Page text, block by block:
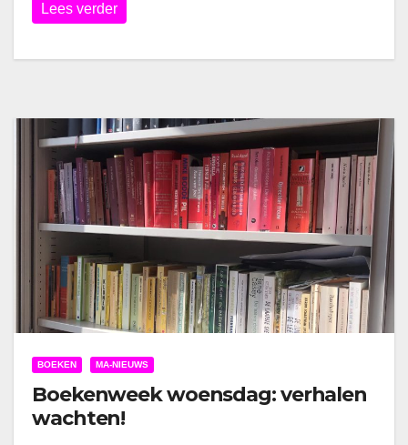
Lees verder
BOEKEN MA-NIEUWS
Boekenweek woensdag: verhalen
wachten!